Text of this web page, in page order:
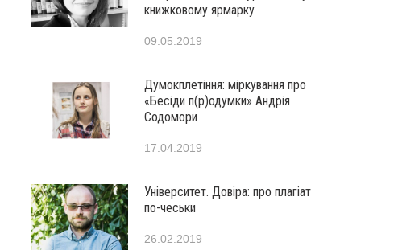
книжковому ярмарку
09.05.2019
Думокплетіння: міркування про
«Бесіди п(р)одумки» Андрія
Содомори
17.04.2019
Університет. Довіра: про плагіат
по-чеськи
26.02.2019